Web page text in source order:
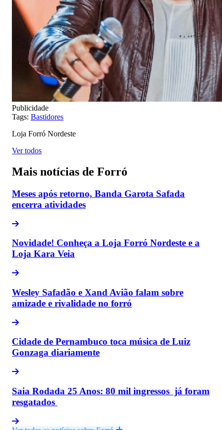
Publicidade
Tags: Bastidores
Loja Forró Nordeste
Ver todos
Mais notícias de Forró
Meses após retorno, Banda Garota Safada
encerra atividades
Novidade! Conheça a Loja Forró Nordeste e a
Loja Kara Veia
Wesley Safadão e Xand Avião falam sobre
amizade e rivalidade no forró
Cidade de Pernambuco toca música de Luiz
Gonzaga diariamente
Saia Rodada 25 Anos: 80 mil ingressos já foram
resgatados